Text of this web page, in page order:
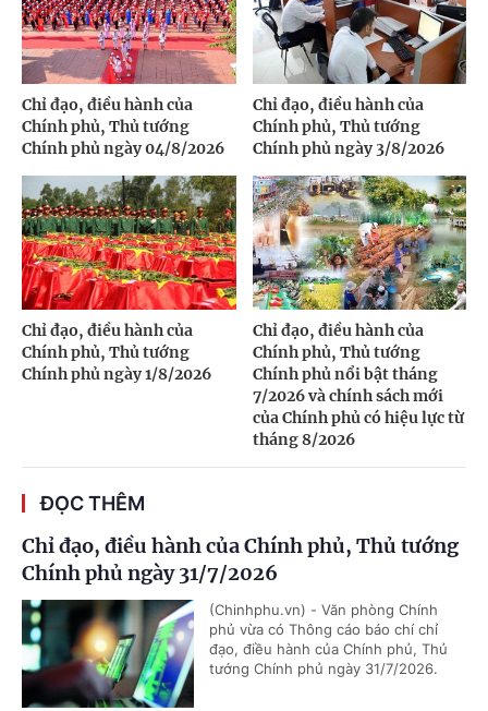
Chỉ đạo, điều hành của
Chính phủ, Thủ tướng
Chính phủ ngày 04/8/2026
Chỉ đạo, điều hành của
Chính phủ, Thủ tướng
Chính phủ ngày 3/8/2026
Chỉ đạo, điều hành của
Chính phủ, Thủ tướng
Chính phủ ngày 1/8/2026
Chỉ đạo, điều hành của
Chính phủ, Thủ tướng
Chính phủ nổi bật tháng
7/2026 và chính sách mới
của Chính phủ có hiệu lực từ
tháng 8/2026
ĐỌC THÊM
Chỉ đạo, điều hành của Chính phủ, Thủ tướng
Chính phủ ngày 31/7/2026
(Chinhphu.vn) - Văn phòng Chính
phủ vừa có Thông cáo báo chí chỉ
đạo, điều hành của Chính phủ, Thủ
tướng Chính phủ ngày 31/7/2026.